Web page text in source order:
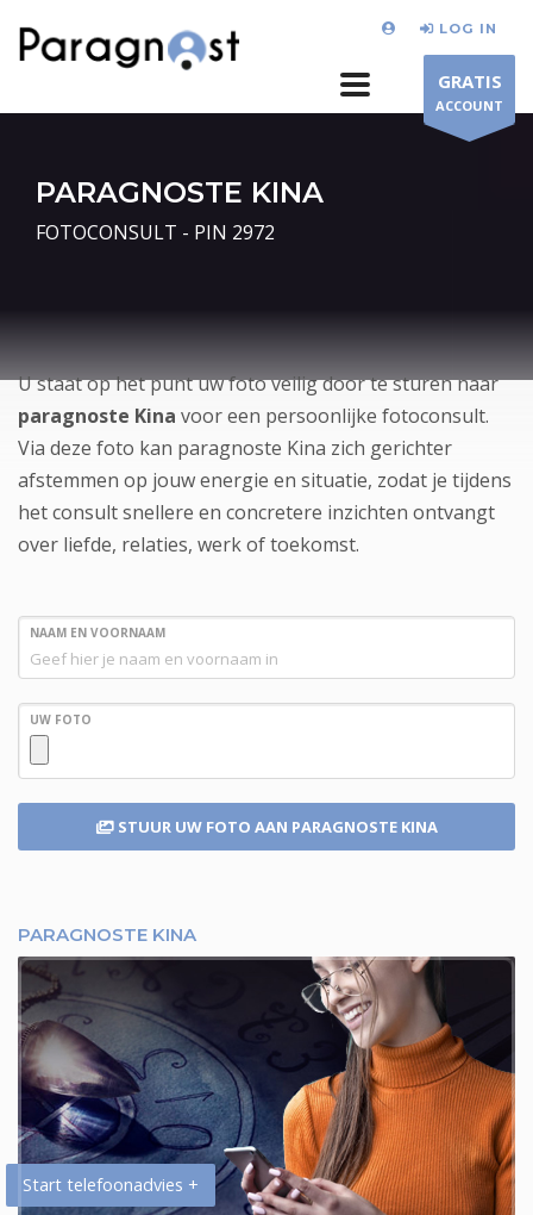
LOG IN
GRATIS
ACCOUNT
PARAGNOSTE KINA
FOTOCONSULT - PIN 2972
U staat op het punt uw foto veilig door te sturen naar
paragnoste Kina voor een persoonlijke fotoconsult.
Via deze foto kan paragnoste Kina zich gerichter
afstemmen op jouw energie en situatie, zodat je tijdens
het consult snellere en concretere inzichten ontvangt
over liefde, relaties, werk of toekomst.
NAAM EN VOORNAAM
UW FOTO
STUUR UW FOTO AAN PARAGNOSTE KINA
PARAGNOSTE KINA
Start telefoonadvies +